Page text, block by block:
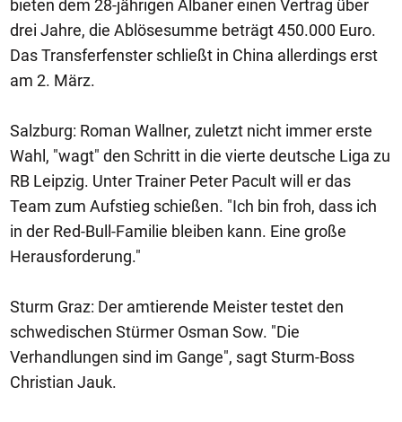
bieten dem 28-jährigen Albaner einen Vertrag über
drei Jahre, die Ablösesumme beträgt 450.000 Euro.
Das Transferfenster schließt in China allerdings erst
am 2. März.
Salzburg: Roman Wallner, zuletzt nicht immer erste
Wahl, "wagt" den Schritt in die vierte deutsche Liga zu
RB Leipzig. Unter Trainer Peter Pacult will er das
Team zum Aufstieg schießen. "Ich bin froh, dass ich
in der Red-Bull-Familie bleiben kann. Eine große
Herausforderung."
Sturm Graz: Der amtierende Meister testet den
schwedischen Stürmer Osman Sow. "Die
Verhandlungen sind im Gange", sagt Sturm-Boss
Christian Jauk.